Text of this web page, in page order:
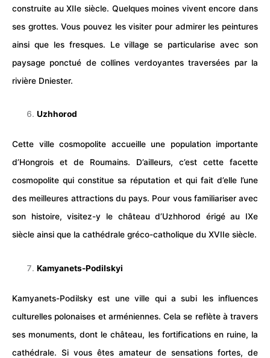
construite au XIIe siècle. Quelques moines vivent encore dans
ses grottes. Vous pouvez les visiter pour admirer les peintures
ainsi que les fresques. Levillage se particularise avec son
paysage ponctué de collines verdoyantes traversées par la
rivière Dniester.
Uzhhorod
Cette ville cosmopolite accueille une population importante
d’Hongrois et de Roumains. D’ailleurs, c’est cette facette
cosmopolite qui constitue sa réputation et qui fait d’elle l’une
des meilleures attractions du pays. Pour vous familiariser avec
son histoire, visitez-y le château d’Uzhhorod érigé au IXe
siècle ainsi que la cathédrale gréco-catholique du XVIIe siècle.
Kamyanets-Podilskyi
Kamyanets-Podilsky est une ville qui a subi les influences
culturelles polonaises et arméniennes. Cela se reflète à travers
ses monuments, dont le château, les fortifications en ruine, la
cathédrale. Si vous êtes amateur de sensations fortes, de